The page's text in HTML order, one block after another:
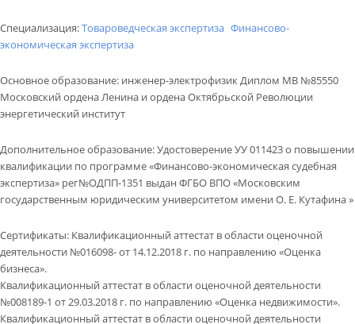
Специализация:Товароведческая экспертиза Финансово-
экономическая экспертиза
Основное образование: инженер-электрофизик Диплом МВ №85550
Московский ордена Ленина и ордена Октябрьской Революции
энергетический институт
Дополнительное образование:Удостоверение УУ 011423 о повышении
квалификации по программе «Финансово-экономическая судебная
экспертиза» рег№ОДПП-1351 выдан ФГБО ВПО «Московским
государственным юридическим университетом имени О. Е. Кутафина »
Сертификаты: Квалификационный аттестат в области оценочной
деятельности №016098- от 14.12.2018 г. по направлению «Оценка
бизнеса».
Квалификационный аттестат в области оценочной деятельности
№008189-1 от 29.03.2018 г. по направлению «Оценка недвижимости».
Квалификационный аттестат в области оценочной деятельности